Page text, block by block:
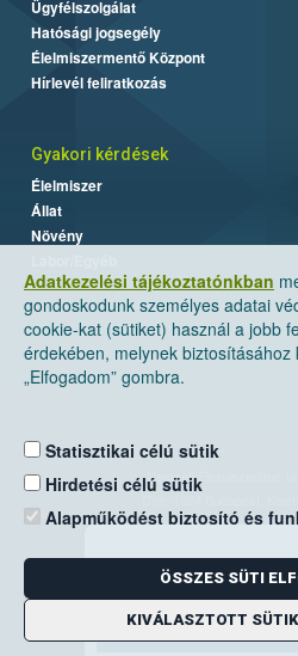
Adatkezelési tájékoztatónkban
gondoskodunk személyes adatai
cookie-kat (sütiket) használ a jobb
érdekében, melynek biztosításához
„Elfogadom” gombra.
Statisztikai célú sütik
Hirdetési célú sütik
Alapműködést biztosító és
ÖSSZES SÜTI
KIVÁLASZTOTT
Ügyfélszolgálat
Hatósági jogsegély
Élelmiszermentő Központ
Hírlevél feliratkozás
Gyakori kérdések
Élelmiszer
Állat
Növény
Nemzeti Élelmiszerlánc-
Levelezési cím: 1525
E-mail:
Zöld szám: 06-
Telefon: 06-1/